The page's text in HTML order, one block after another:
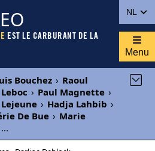
NL
EST LE CARBURANT DE LA
Menu
Bouchez › Raoul
› Paul Magnette ›
› Hadja Lahbib ›
De Bue › Marie
...